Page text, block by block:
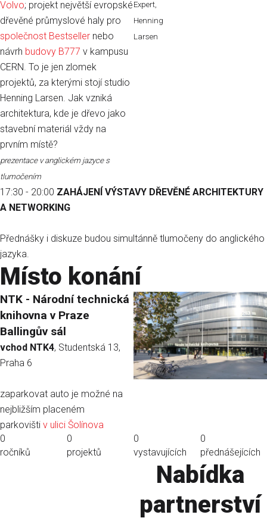
Volvo; projekt největší evropské
dřevěné průmyslové haly pro
společnost Bestseller nebo
návrh budovy B777 v kampusu
CERN. To je jen zlomek
projektů, za kterými stojí studio
Henning Larsen. Jak vzniká
architektura, kde je dřevo jako
stavební materiál vždy na
prvním místě?
prezentace v anglickém jazyce s
tlumočením
Expert,
Henning
Larsen
17:30 - 20:00 ZAHÁJENÍ VÝSTAVY DŘEVĚNÉ ARCHITEKTURY
A NETWORKING
Přednášky i diskuze budou simultánně tlumočeny do anglického
jazyka.
Místo konání
NTK - Národní technická
knihovna v Praze
Ballingův sál
vchod NTK4, Studentská 13,
Praha 6
zaparkovat auto je možné na
nejbližším placeném
parkovišti v ulici Šolínova
0
ročníků
0
projektů
0
vystavujících
0
přednášejících
Nabídka
partnerství